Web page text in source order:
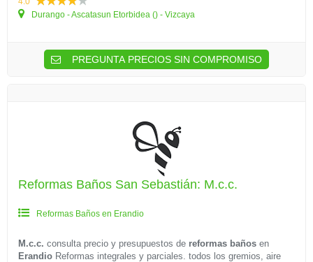
Durango - Ascatasun Etorbidea () - Vizcaya
PREGUNTA PRECIOS SIN COMPROMISO
Reformas Baños San Sebastián: M.c.c.
Reformas Baños en Erandio
M.c.c. consulta precio y presupuestos de reformas baños en
Erandio Reformas integrales y parciales. todos los gremios, aire